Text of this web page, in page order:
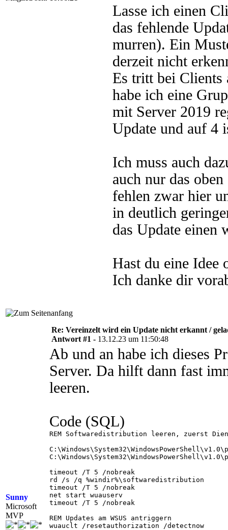
Lasse ich einen
das fehlende
murren). Ein
derzeit nicht
Es tritt bei Clients
habe ich eine
mit Server 2019
Update und auf 4
Ich muss auch
auch nur das
fehlen zwar hier
in deutlich
das Update einen
Hast du eine Idee
Ich danke dir
Sunny
Microsoft
MVP
Re: Vereinzelt wird ein Update nicht erkannt /
Antwort #1 - 13.12.23 um 11:50:48
Ab und an habe ich dieses
Server. Da hilft dann fast
leeren.
Code (SQL)
REM Softwaredistribution leeren, zuerst
timeout /T 5 /nobreak
rd /s /q %windir%\softwaredistribution
timeout /T 5 /nobreak
net start wuauserv
timeout /T 5 /nobreak
REM Updates am WSUS antriggern
wuauclt /resetauthorization /detectnow